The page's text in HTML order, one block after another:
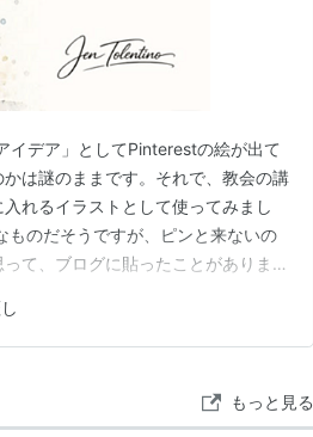
を増やすことができる
誰でも登録できるようになった
「ピンタレスト」。
URLに飛ぶことや、利用者がテッ
りショッピングサイトや企業などか
CNET Japan
イデア」としてPinterestの絵が出て
は謎のままです。それで、教会の講
れるイラストとして使ってみまし
ものだそうですが、ピンと来ないの
て、ブログに貼ったことがありまし
ですが、Pinterestに関する詳しい
もっと見る